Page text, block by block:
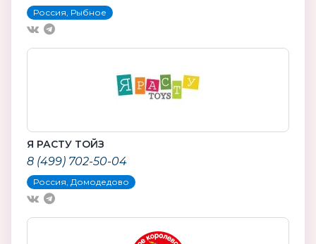
Россия, Рыбное
Я РАСТУ ТОЙЗ
8 (499) 702-50-04
Россия, Домодедово